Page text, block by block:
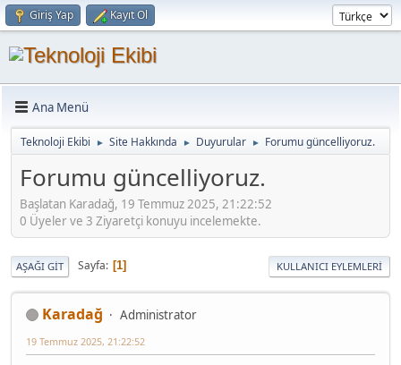
Giriş Yap Kayıt Ol
Ana Menü
Teknoloji Ekibi ► Site Hakkında ► Duyurular ► Forumu güncelliyoruz.
Forumu güncelliyoruz.
Başlatan Karadağ, 19 Temmuz 2025, 21:22:52
0 Üyeler ve 3 Ziyaretçi konuyu incelemekte.
AŞAĞI GIT Sayfa 1 KULLANICI EYLEMLERI
Karadağ Administrator
19 Temmuz 2025, 21:22:52